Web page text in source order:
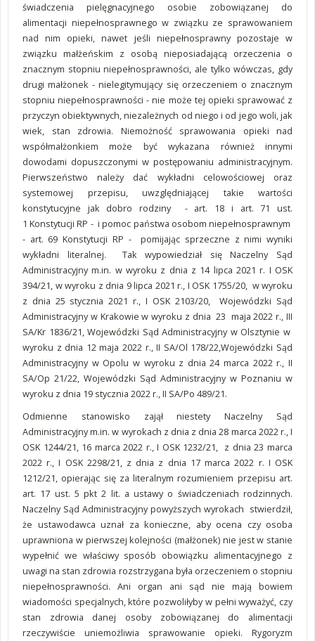
świadczenia pielęgnacyjnego osobie zobowiązanej do
alimentacji niepełnosprawnego w związku ze sprawowaniem
nad nim opieki, nawet jeśli niepełnosprawny pozostaje w
związku małżeńskim z osobą nieposiadającą orzeczenia o
znacznym stopniu niepełnosprawności, ale tylko wówczas, gdy
drugi małżonek - nielegitymujący się orzeczeniem o znacznym
stopniu niepełnosprawności - nie może tej opieki sprawować z
przyczyn obiektywnych, niezależnych od niego i od jego woli, jak
wiek, stan zdrowia. Niemożność sprawowania opieki nad
współmałżonkiem może być wykazana również innymi
dowodami dopuszczonymi w postępowaniu administracyjnym.
Pierwszeństwo należy dać wykładni celowościowej oraz
systemowej przepisu, uwzględniającej takie wartości
konstytucyjne jak dobro rodziny - art. 18 i art. 71 ust.
1 Konstytucji RP - i pomoc państwa osobom niepełnosprawnym
- art. 69 Konstytucji RP - pomijając sprzeczne z nimi wyniki
wykładni literalnej. Tak wypowiedział się Naczelny Sąd
Administracyjny m.in. w wyroku z dnia z 14 lipca 2021 r. I OSK
394/21, w wyroku z dnia 9 lipca 2021 r., I OSK 1755/20, w wyroku
z dnia 25 stycznia 2021 r., I OSK 2103/20, Wojewódzki Sąd
Administracyjny w Krakowie w wyroku z dnia 23 maja 2022 r., III
SA/Kr 1836/21, Wojewódzki Sąd Administracyjny w Olsztynie w
wyroku z dnia 12 maja 2022 r., II SA/Ol 178/22,Wojewódzki Sąd
Administracyjny w Opolu w wyroku z dnia 24 marca 2022 r., II
SA/Op 21/22, Wojewódzki Sąd Administracyjny w Poznaniu w
wyroku z dnia 19 stycznia 2022 r., II SA/Po 489/21.
Odmienne stanowisko zajął niestety Naczelny Sąd
Administracyjny m.in. w wyrokach z dnia z dnia 28 marca 2022 r., I
OSK 1244/21, 16 marca 2022 r., I OSK 1232/21, z dnia 23 marca
2022 r., I OSK 2298/21, z dnia z dnia 17 marca 2022 r. I OSK
1212/21, opierając się za literalnym rozumieniem przepisu art.
art. 17 ust. 5 pkt 2 lit. a ustawy o świadczeniach rodzinnych.
Naczelny Sąd Administracyjny powyższych wyrokach stwierdził,
że ustawodawca uznał za konieczne, aby ocena czy osoba
uprawniona w pierwszej kolejności (małżonek) nie jest w stanie
wypełnić we właściwy sposób obowiązku alimentacyjnego z
uwagi na stan zdrowia rozstrzygana była orzeczeniem o stopniu
niepełnosprawności. Ani organ ani sąd nie mają bowiem
wiadomości specjalnych, które pozwoliłyby w pełni wyważyć, czy
stan zdrowia danej osoby zobowiązanej do alimentacji
rzeczywiście uniemożliwia sprawowanie opieki. Rygoryzm